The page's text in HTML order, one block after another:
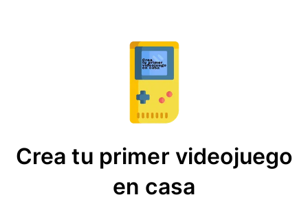
Crea tu primer videojuego
en casa